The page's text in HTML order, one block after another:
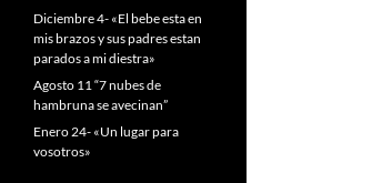
Diciembre 4- «El bebe esta en
mis brazos y sus padres estan
parados a mi diestra»
Agosto 11 “7 nubes de
hambruna se avecinan”
Enero 24- «Un lugar para
vosotros»